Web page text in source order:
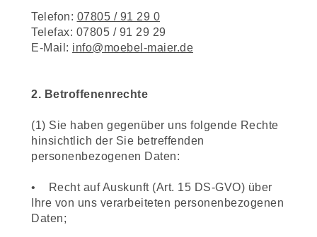
Telefon: 07805 / 91 29 0
Telefax: 07805 / 91 29 29
E-Mail: info@moebel-maier.de
2. Betroffenenrechte
(1) Sie haben gegenüber uns folgende Rechte
hinsichtlich der Sie betreffenden
personenbezogenen Daten:
• Recht auf Auskunft (Art. 15 DS-GVO) über
Ihre von uns verarbeiteten personenbezogenen
Daten;